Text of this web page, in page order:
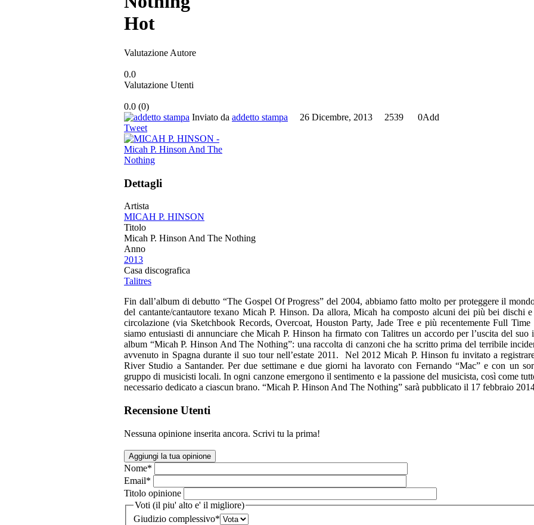
Hot
Valutazione Autore
0.0
Valutazione Utenti
0.0 (0)
Inviato da addetto stampa 26 Dicembre, 2013 2539 0Add
Tweet
Dettagli
Artista
MICAH P. HINSON
Titolo
Micah P. Hinson And The Nothing
Anno
2013
Casa discografica
Talitres
Fin dall’album di debutto “The Gospel Of Progress” del 2004, abbiamo fatto molto per proteggere il
del cantante/cantautore texano Micah P. Hinson. Da allora, Micah ha composto alcuni dei più bei dischi
circolazione (via Sketchbook Records, Overcoat, Houston Party, Jade Tree e più recentemente Full
siamo entusiasti di annunciare che Micah P. Hinson ha firmato con Talitres un accordo per l’uscita del suo
album “Micah P. Hinson And The Nothing”: una raccolta di canzoni che ha scritto prima del terribile
avvenuto in Spagna durante il suo tour nell’estate 2011. Nel 2012 Micah P. Hinson fu invitato a
River Studio a Santander. Per due settimane e due giorni ha lavorato con Fernando “Mac” e con un
gruppo di musicisti locali. In ogni canzone emergono il sentimento e la passione del musicista, così come
necessario dedicato a ciascun brano. “Micah P. Hinson And The Nothing” sarà pubblicato il 17 febbraio
Recensione Utenti
Nessuna opinione inserita ancora. Scrivi tu la prima!
Aggiungi la tua opinione
Nome*
Email*
Titolo opinione
Voti (il piu' alto e' il migliore)
Giudizio complessivo*